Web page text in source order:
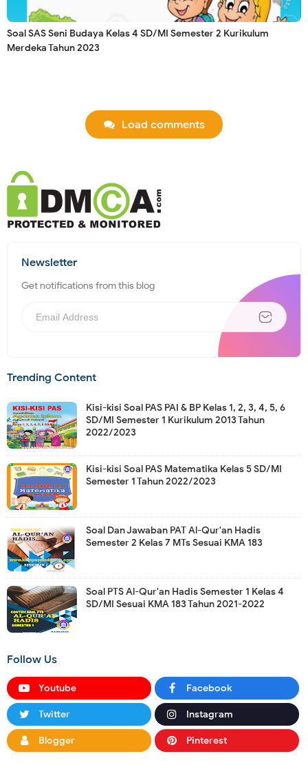
Soal SAS Seni Budaya Kelas 4 SD/MI Semester 2 Kurikulum
Merdeka Tahun 2023
Load comments
Newsletter
Get notifications from this blog
Trending Content
Kisi-kisi Soal PAS PAI & BP Kelas 1, 2, 3, 4, 5, 6
SD/MI Semester 1 Kurikulum 2013 Tahun
2022/2023
Kisi-kisi Soal PAS Matematika Kelas 5 SD/MI
Semester 1 Tahun 2022/2023
Soal Dan Jawaban PAT Al-Qur'an Hadis
Semester 2 Kelas 7 MTs Sesuai KMA 183
Soal PTS Al-Qur'an Hadis Semester 1 Kelas 4
SD/MI Sesuai KMA 183 Tahun 2021-2022
Follow Us
Youtube Facebook
Twitter Instagram
Blogger Pinterest